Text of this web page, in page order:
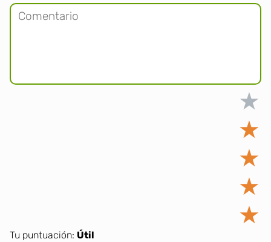
★
★
★
★
★
Tu puntuación: Útil